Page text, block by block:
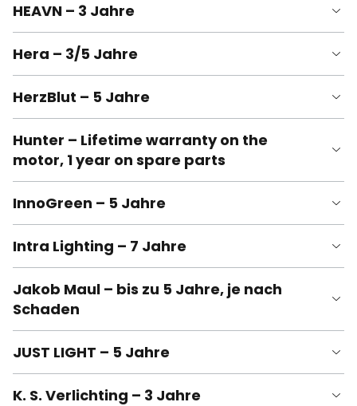
HEAVN – 3 Jahre
Hera – 3/5 Jahre
HerzBlut – 5 Jahre
Hunter – Lifetime warranty on the
motor, 1 year on spare parts
InnoGreen – 5 Jahre
Intra Lighting – 7 Jahre
Jakob Maul – bis zu 5 Jahre, je nach
Schaden
JUST LIGHT – 5 Jahre
K. S. Verlichting – 3 Jahre